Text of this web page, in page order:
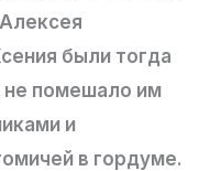
были тогда
не помешало им
и
в гордуме.